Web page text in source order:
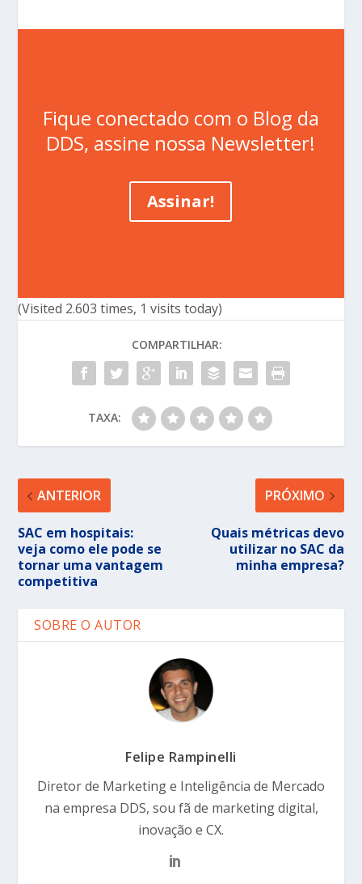
Fique conectado com o Blog da
DDS, assine nossa Newsletter!
Assinar!
(Visited 2.603 times, 1 visits today)
COMPARTILHAR:
TAXA:
ANTERIOR
SAC em hospitais:
veja como ele pode se
tornar uma vantagem
competitiva
PRÓXIMO
Quais métricas devo
utilizar no SAC da
minha empresa?
SOBRE O AUTOR
Felipe Rampinelli
Diretor de Marketing e Inteligência de Mercado
na empresa DDS, sou fã de marketing digital,
inovação e CX.